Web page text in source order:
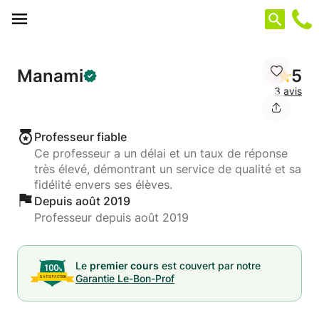
Manami 5
3 avis
Professeur fiable
Ce professeur a un délai et un taux de réponse
très élevé, démontrant un service de qualité et sa
fidélité envers ses élèves.
Depuis août 2019
Professeur depuis août 2019
Le premier cours est couvert par notre
Garantie Le-Bon-Prof